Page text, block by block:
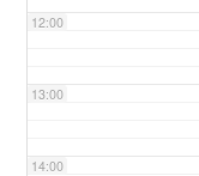
12:00
13:00
14:00